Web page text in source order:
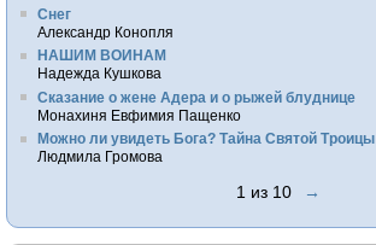
Снег
Александр Конопля
НАШИМ ВОИНАМ
Надежда Кушкова
Сказание о жене Адера и о рыжей блуднице
Монахиня Евфимия Пащенко
Можно ли увидеть Бога? Тайна Святой Троицы
Людмила Громова
1 из 10 →